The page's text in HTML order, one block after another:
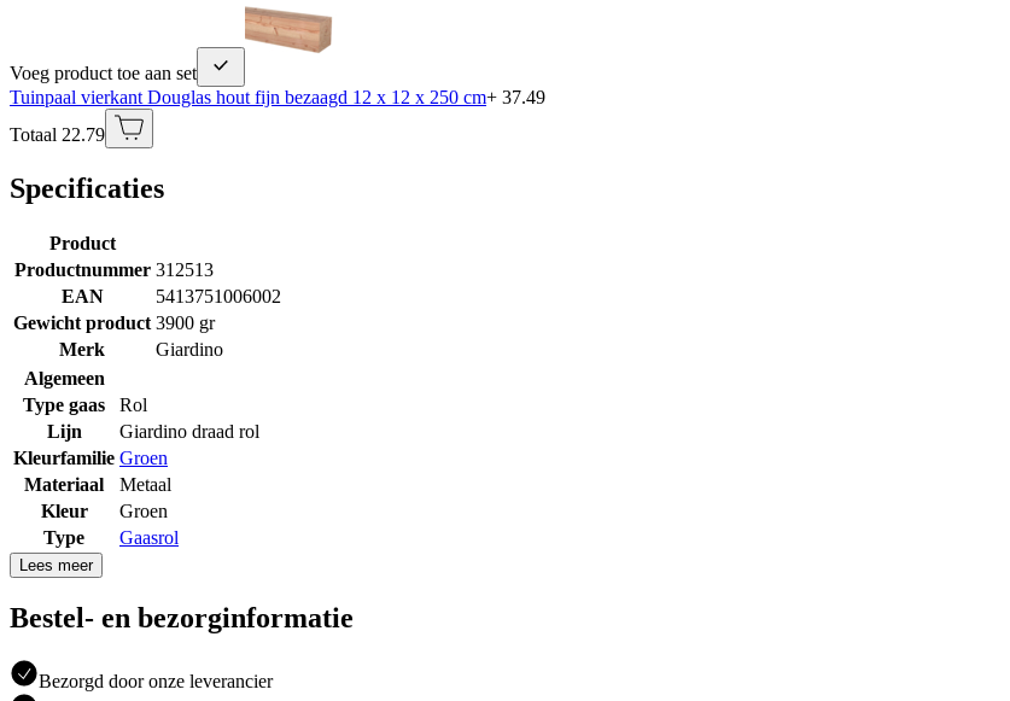
Voeg product toe aan set
Tuinpaal vierkant Douglas hout fijn bezaagd 12 x 12 x 250 cm+ 37.49
Totaal 22.79
Specificaties
Product
Productnummer 312513
EAN
5413751006002
Gewicht product 3900 gr
Merk
Giardino
Algemeen
Type gaas
Rol
Lijn
Giardino draad rol
Kleurfamilie Groen
Materiaal
Metaal
Kleur
Groen
Type
Gaasrol
Lees meer
Bestel- en bezorginformatie
Bezorgd door onze leverancier